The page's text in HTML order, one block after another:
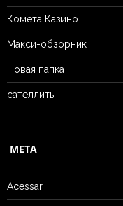
Комета Казино
Макси-обзорник
Новая папка
сателлиты
META
Acessar